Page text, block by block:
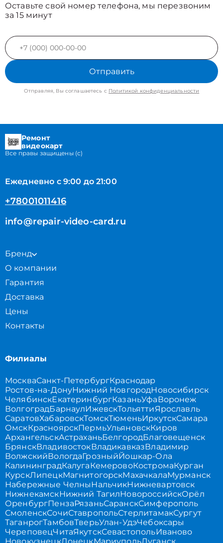
Оставьте свой номер телефона, мы перезвоним
за 15 минут
Отправить
Отправляя, Вы соглашаетесь с Политикой конфиденциальности
Ремонт
видеокарт
Все правы защищены (с)
Ежедневно с 9:00 до 21:00
+78001011416
info@repair-video-card.ru
Бренд
О компании
Гарантия
Доставка
Цены
Контакты
Филиалы
МоскваСанкт-ПетербургКраснодар
Ростов-на-ДонуНижний НовгородНовосибирск
ЧелябинскЕкатеринбургКазаньУфаВоронеж
ВолгоградБарнаулИжевскТольяттиЯрославль
СаратовХабаровскТомскТюменьИркутскСамара
ОмскКрасноярскПермьУльяновскКиров
АрхангельскАстраханьБелгородБлаговещенск
БрянскВладивостокВладикавказВладимир
ВолжскийВологдаГрозныйЙошкар-Ола
КалининградКалугаКемеровоКостромаКурган
КурскЛипецкМагнитогорскМахачкалаМурманск
Набережные ЧелныНальчикНижневартовск
НижнекамскНижний ТагилНовороссийскОрёл
ОренбургПензаРязаньСаранскСимферополь
СмоленскСочиСтавропольСтерлитамакСургут
ТаганрогТамбовТверьУлан-УдэЧебоксары
ЧереповецЧитаЯкутскСевастопольИваново